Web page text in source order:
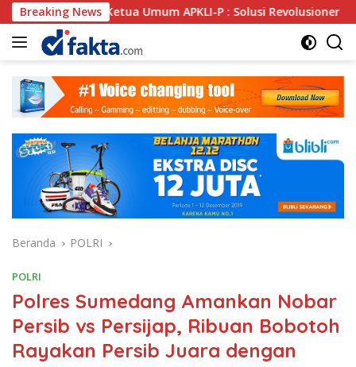
Langsung
ke
konten
Breaking News
Ketua Umum APKLI-P : Solusi Revolusioner Oknum
Beranda POLRI
POLRI
Polres Sumedang Amankan Nobar
Persib vs Persijap, Ribuan Bobotoh
Rayakan Persib Juara dengan